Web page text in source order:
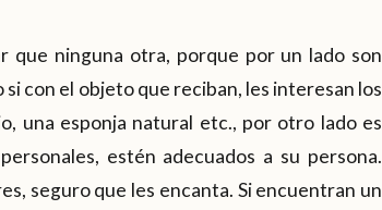
que ninguna otra, porque por un lado son
con el objeto que reciban, les interesan los
una esponja natural etc., por otro lado es
estén adecuados a su persona.
seguro que les encanta. Si encuentran un